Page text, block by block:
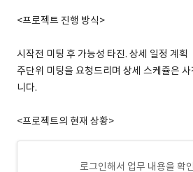
<프로젝트 진행 방식>
시작전 미팅 후 가능성 타진. 상세 일정 계획
주단위 미팅을 요청드리며 상세 스케쥴은
니다.
<프로젝트의 현재 상황>
로그인해서 업무 내용을 확